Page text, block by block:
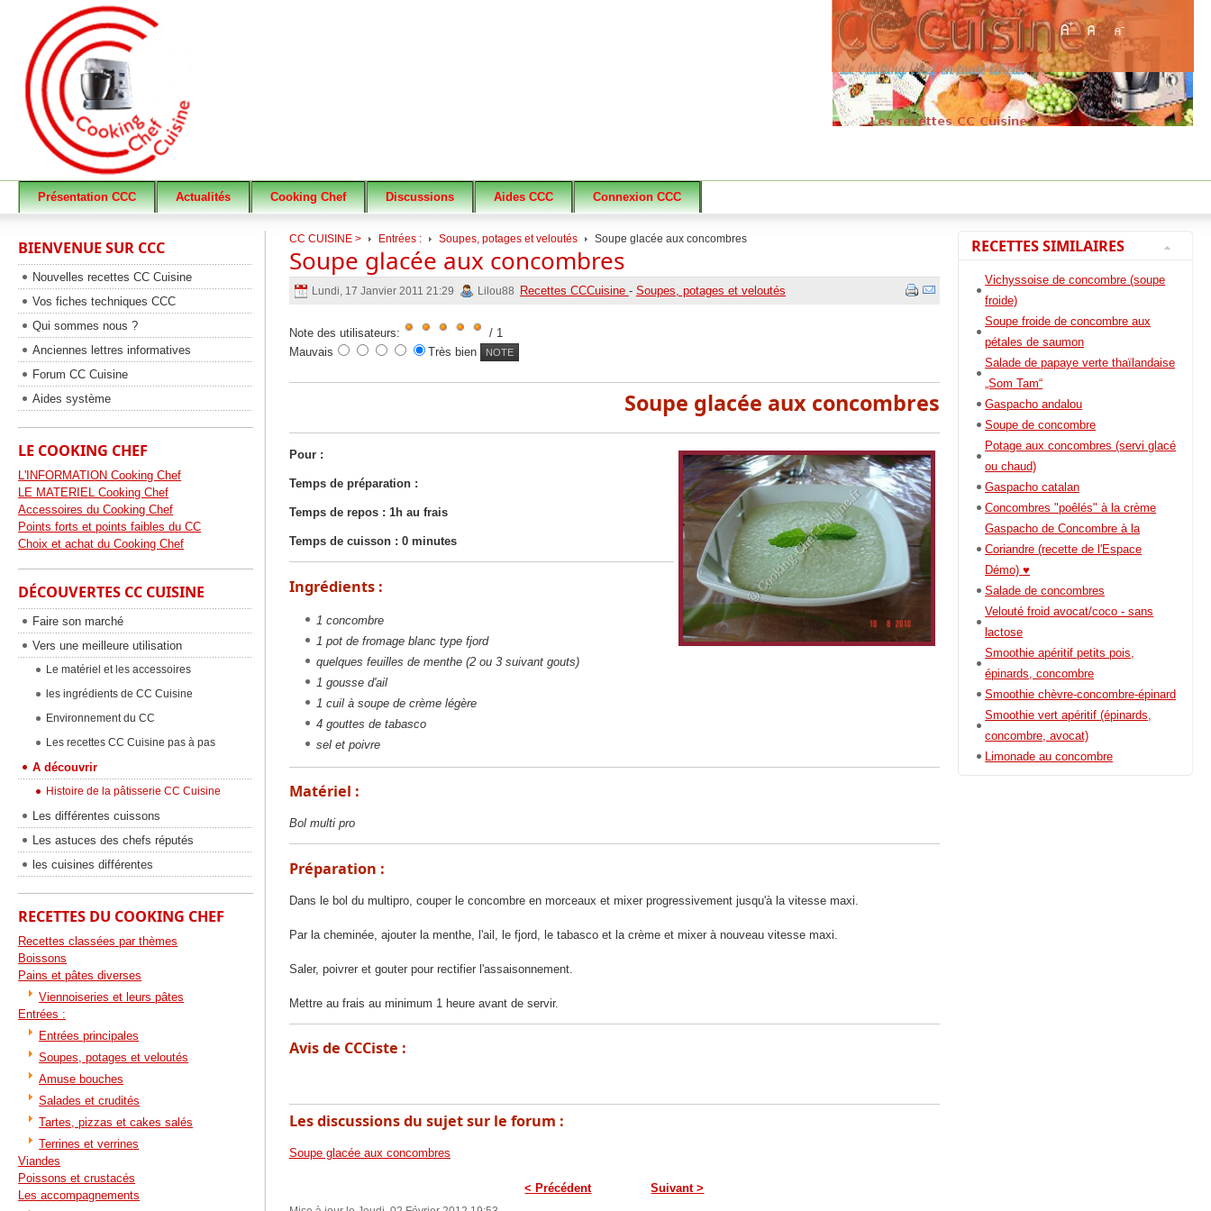
Présentation CCC Actualités Cooking Chef Discussions Aides CCC Connexion CCC
CC CUISINE > Entrées : Soupes, potages et veloutés Soupe glacée aux concombres
Soupe glacée aux concombres
Lundi, 17 Janvier 2011 21:29 Lilou88 Recettes CCCuisine - Soupes, potages et veloutés
Note des utilisateurs:
/ 1
Mauvais
Très bien
Soupe glacée aux concombres
Pour :
Temps de préparation :
Temps de repos : 1h au frais
Temps de cuisson : 0 minutes
Ingrédients :
1 concombre
1 pot de fromage blanc type fjord
quelques feuilles de menthe (2 ou 3 suivant gouts)
1 gousse d'ail
1 cuil à soupe de crème légère
4 gouttes de tabasco
sel et poivre
Matériel :
Bol multi pro
Préparation :
Dans le bol du multipro, couper le concombre en morceaux et mixer progressivement jusqu'à la vitesse maxi.
Par la cheminée, ajouter la menthe, l'ail, le fjord, le tabasco et la crème et mixer à nouveau vitesse maxi.
Saler, poivrer et gouter pour rectifier l'assaisonnement.
Mettre au frais au minimum 1 heure avant de servir.
Avis de CCCiste :
Les discussions du sujet sur le forum :
Soupe glacée aux concombres
< Précédent Suivant >
BIENVENUE SUR CCC
Nouvelles recettes CC Cuisine
Vos fiches techniques CCC
Qui sommes nous ?
Anciennes lettres informatives
Forum CC Cuisine
Aides système
LE COOKING CHEF
L'INFORMATION Cooking Chef
LE MATERIEL Cooking Chef
Accessoires du Cooking Chef
Points forts et points faibles du CC
Choix et achat du Cooking Chef
DÉCOUVERTES CC CUISINE
Faire son marché
Vers une meilleure utilisation
Le matériel et les accessoires
les ingrédients de CC Cuisine
Environnement du CC
Les recettes CC Cuisine pas à pas
A découvrir
Histoire de la pâtisserie CC Cuisine
Les différentes cuissons
Les astuces des chefs réputés
les cuisines différentes
RECETTES DU COOKING CHEF
Recettes classées par thèmes
Boissons
Pains et pâtes diverses
Viennoiseries et leurs pâtes
Entrées :
Entrées principales
Soupes, potages et veloutés
Amuse bouches
Salades et crudités
Tartes, pizzas et cakes salés
Terrines et verrines
Viandes
Poissons et crustacés
Les accompagnements
RECETTES SIMILAIRES
Vichyssoise de concombre (soupe
froide)
Soupe froide de concombre aux
pétales de saumon
Salade de papaye verte thaïlandaise
„Som Tam“
Gaspacho andalou
Soupe de concombre
Potage aux concombres (servi glacé
ou chaud)
Gaspacho catalan
Concombres "poêlés" à la crème
Gaspacho de Concombre à la
Coriandre (recette de l'Espace
Démo) ♥
Salade de concombres
Velouté froid avocat/coco - sans
lactose
Smoothie apéritif petits pois,
épinards, concombre
Smoothie chèvre-concombre-épinard
Smoothie vert apéritif (épinards,
concombre, avocat)
Limonade au concombre